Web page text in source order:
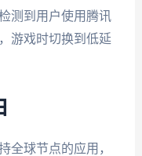
测到用户使用腾讯
游戏时切换到低延
全球节点的应用，